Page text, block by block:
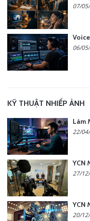
07/
06/
KỸ THUẬT NHIẾP ẢNH
22/
27/
20/